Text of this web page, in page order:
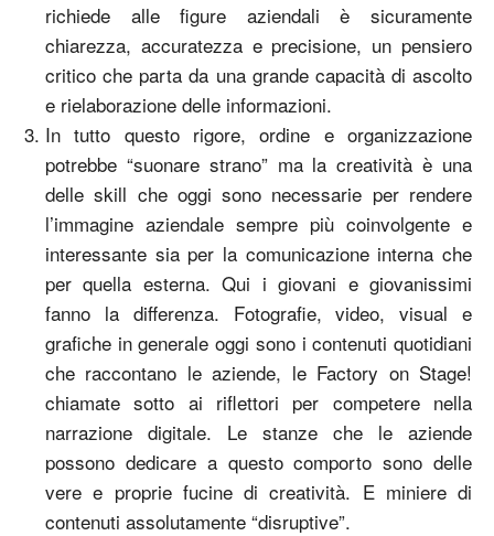
richiede alle figure aziendali è sicuramente
chiarezza, accuratezza e precisione, un pensiero
critico che parta da una grande capacità di ascolto
e rielaborazione delle informazioni.
In tutto questo rigore, ordine e organizzazione
potrebbe “suonare strano” ma la creatività è una
delle skill che oggi sono necessarie per rendere
l’immagine aziendale sempre più coinvolgente e
interessante sia per la comunicazione interna che
per quella esterna. Qui i giovani e giovanissimi
fanno la differenza. Fotografie, video, visual e
grafiche in generale oggi sono i contenuti quotidiani
che raccontano le aziende, le Factory on Stage!
chiamate sotto ai riflettori per competere nella
narrazione digitale. Le stanze che le aziende
possono dedicare a questo comporto sono delle
vere e proprie fucine di creatività. E miniere di
contenuti assolutamente “disruptive”.